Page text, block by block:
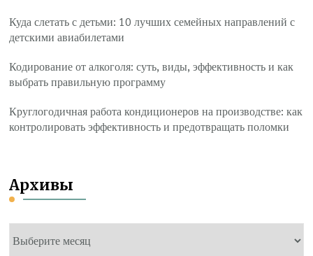
Куда слетать с детьми: 10 лучших семейных направлений с
детскими авиабилетами
Кодирование от алкоголя: суть, виды, эффективность и как
выбрать правильную программу
Круглогодичная работа кондиционеров на производстве: как
контролировать эффективность и предотвращать поломки
Архивы